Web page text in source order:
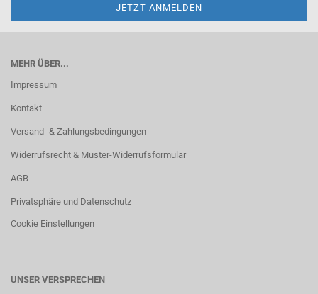
MEHR ÜBER...
Impressum
Kontakt
Versand- & Zahlungsbedingungen
Widerrufsrecht & Muster-Widerrufsformular
AGB
Privatsphäre und Datenschutz
Cookie Einstellungen
UNSER VERSPRECHEN